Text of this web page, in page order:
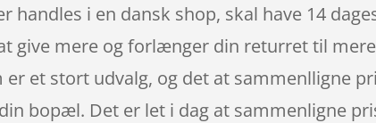
handles i en dansk shop, skal have 14
give mere og forlænger din returret til
et stort udvalg, og det at sammenlligne
bopæl. Det er let i dag at sammenligne